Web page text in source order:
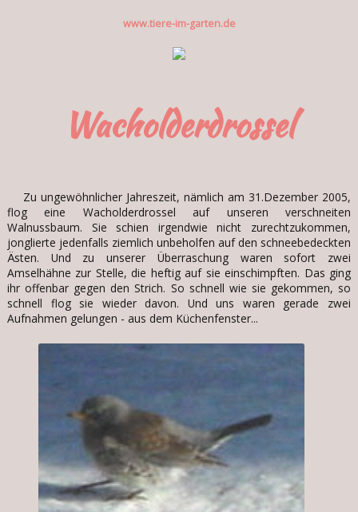
www.tiere-im-garten.de
Wacholderdrossel
Zu ungewöhnlicher Jahreszeit, nämlich am 31.Dezember 2005,
flog eine Wacholderdrossel auf unseren verschneiten
Walnussbaum. Sie schien irgendwie nicht zurechtzukommen,
jonglierte jedenfalls ziemlich unbeholfen auf den schneebedeckten
Ästen. Und zu unserer Überraschung waren sofort zwei
Amselhähne zur Stelle, die heftig auf sie einschimpften. Das ging
ihr offenbar gegen den Strich. So schnell wie sie gekommen, so
schnell flog sie wieder davon. Und uns waren gerade zwei
Aufnahmen gelungen - aus dem Küchenfenster...